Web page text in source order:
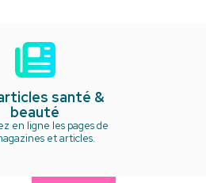
santé &
beauté
en ligne les pages de
et articles.